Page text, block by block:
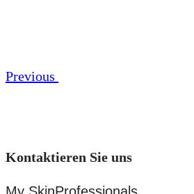
Previous
Kontaktieren Sie uns